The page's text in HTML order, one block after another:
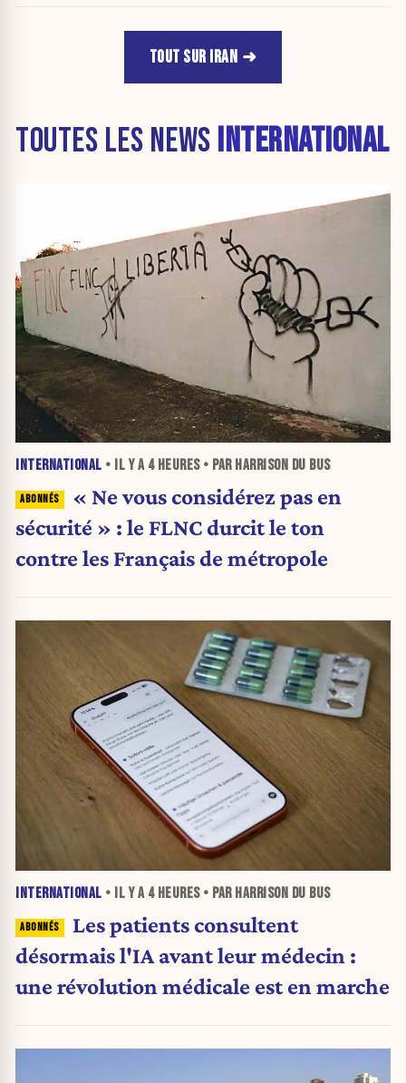
TOUT SUR IRAN
TOUTES LES NEWS INTERNATIONAL
INTERNATIONAL • IL Y A 4 HEURES• PAR HARRISON DU BUS
« Ne vous considérez pas en
sécurité » : le FLNC durcit le ton
contre les Français de métropole
INTERNATIONAL • IL Y A 4 HEURES• PAR HARRISON DU BUS
Les patients consultent
désormais l'IA avant leur médecin :
une révolution médicale est en marche